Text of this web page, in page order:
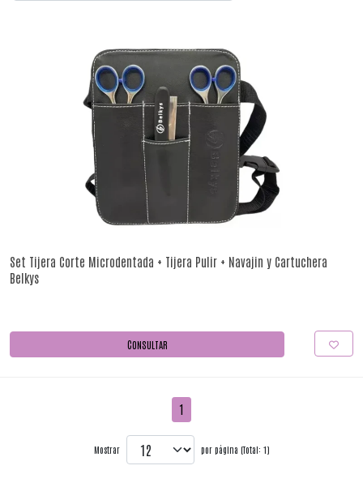
Set Tijera Corte Microdentada + Tijera Pulir + Navajin y Cartuchera
Belkys
CONSULTAR
1
Mostrar por página (Total: 1)